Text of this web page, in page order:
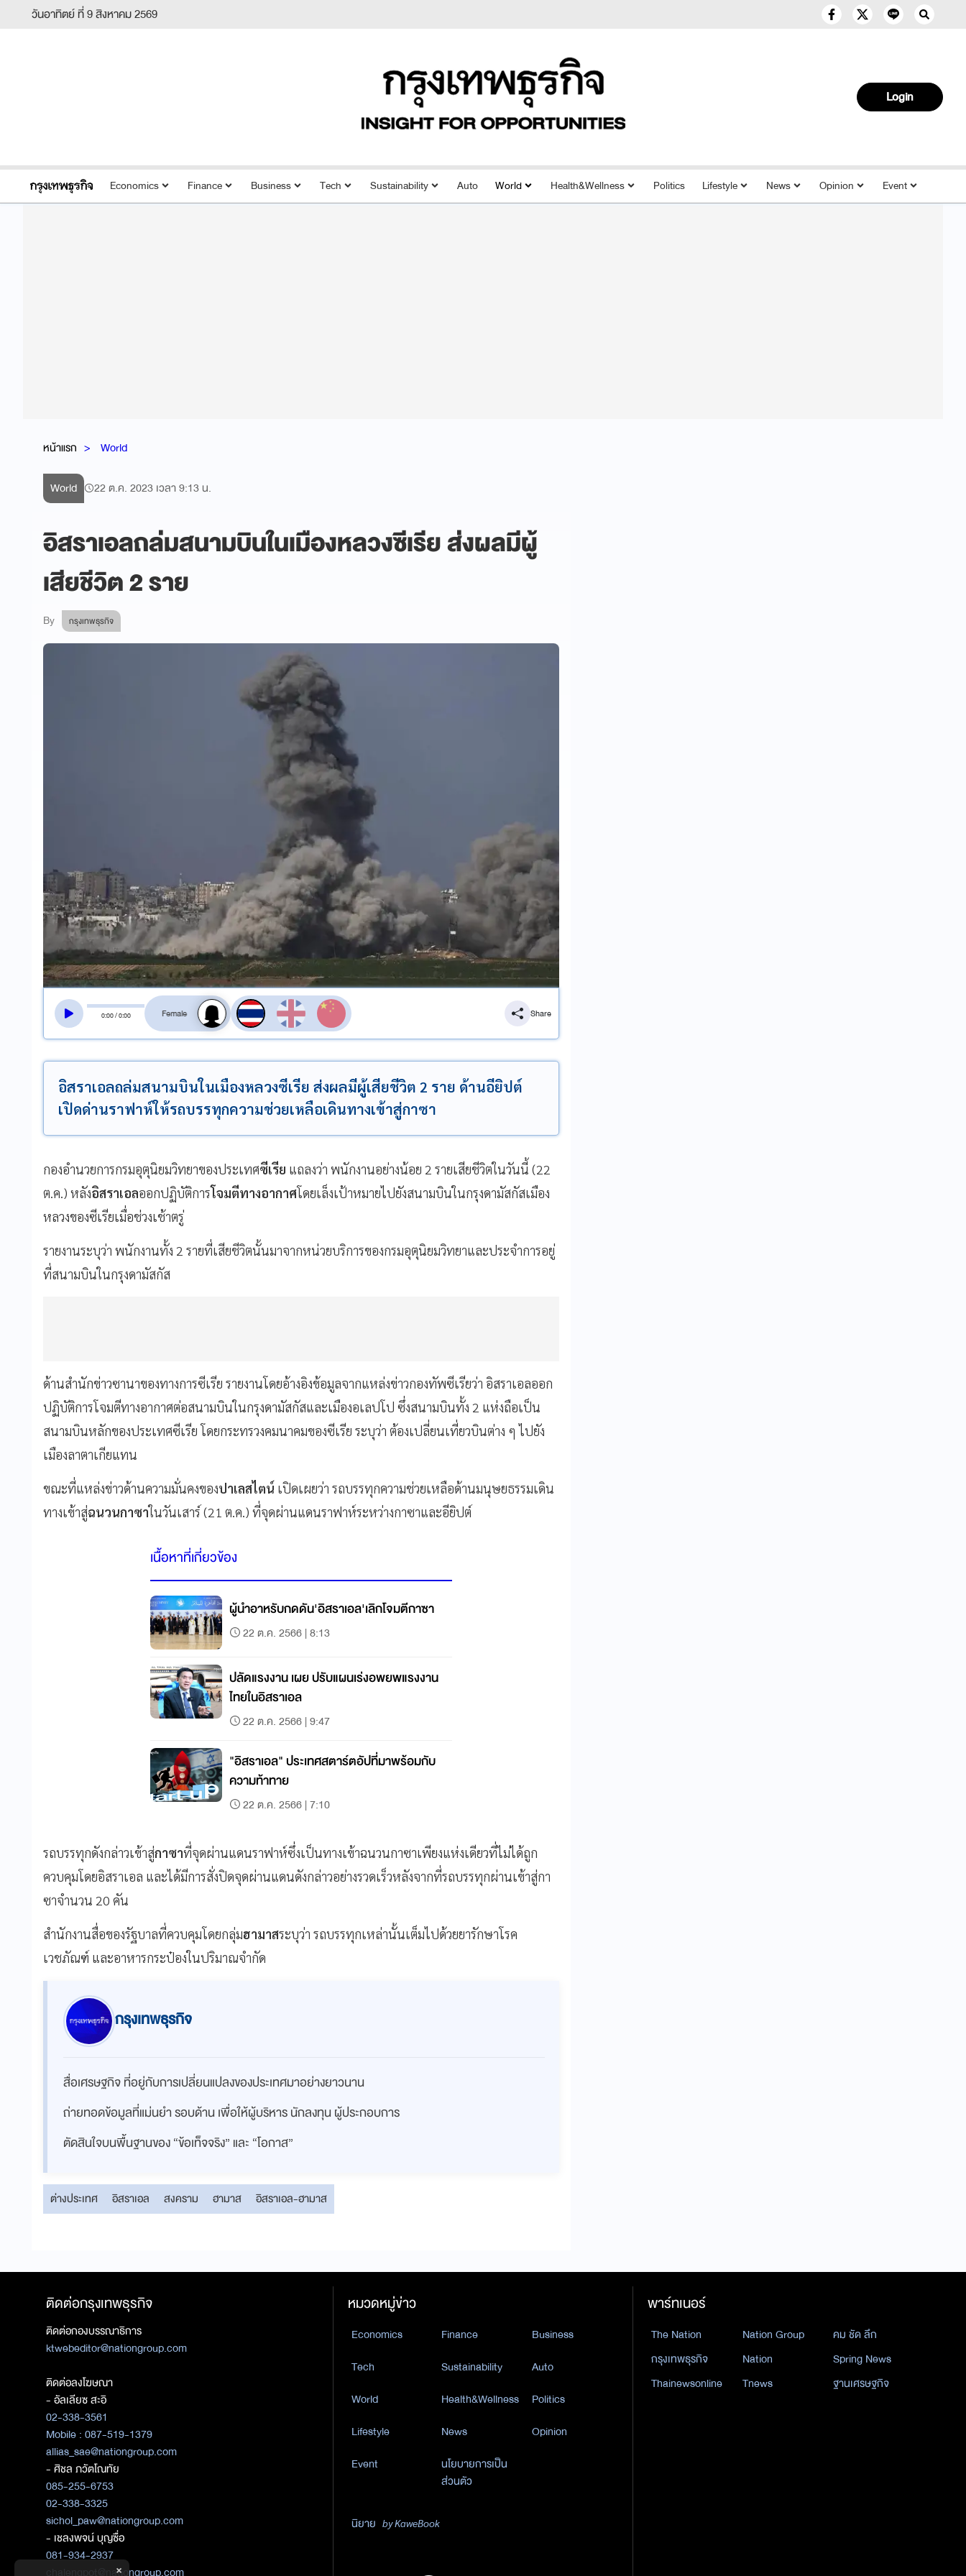
วันอาทิตย์ ที่ 9 สิงหาคม 2569
Login
Economics Finance Business Tech Sustainability Auto World Health&Wellness Politics Lifestyle News Opinion Event
หน้าแรก World
World 22 ต.ค. 2023 เวลา 9:13 น.
อิสราเอลถล่มสนามบินในเมืองหลวงซีเรีย ส่งผลมีผู้
เสียชีวิต 2 ราย
By กรุงเทพธุรกิจ
0:00/0:00
สลับเสียงอ่าน
Share
อิสราเอลถล่มสนามบินในเมืองหลวงซีเรีย ส่งผลมีผู้เสียชีวิต 2 ราย ด้านอียิปต์
เปิดด่านราฟาห์ให้รถบรรทุกความช่วยเหลือเดินทางเข้าสู่กาซา
กองอำนวยการกรมอุตุนิยมวิทยาของประเทศซีเรีย แถลงว่า พนักงานอย่างน้อย 2 รายเสียชีวิตในวันนี้ (22
ต.ค.) หลังอิสราเอลออกปฏิบัติการโจมตีทางอากาศโดยเล็งเป้าหมายไปยังสนามบินในกรุงดามัสกัสเมือง
หลวงของซีเรียเมื่อช่วงเช้าตรู่
รายงานระบุว่า พนักงานทั้ง 2 รายที่เสียชีวิตนั้นมาจากหน่วยบริการของกรมอุตุนิยมวิทยาและประจำการอยู่
ที่สนามบินในกรุงดามัสกัส
ด้านสำนักข่าวซานาของทางการซีเรีย รายงานโดยอ้างอิงข้อมูลจากแหล่งข่าวกองทัพซีเรียว่า อิสราเอลออก
ปฏิบัติการโจมตีทางอากาศต่อสนามบินในกรุงดามัสกัสและเมืองอเลปโป ซึ่งสนามบินทั้ง 2 แห่งถือเป็น
สนามบินหลักของประเทศซีเรีย โดยกระทรวงคมนาคมของซีเรีย ระบุว่า ต้องเปลี่ยนเที่ยวบินต่าง ๆ ไปยัง
เมืองลาตาเกียแทน
ขณะที่แหล่งข่าวด้านความมั่นคงของปาเลสไตน์ เปิดเผยว่า รถบรรทุกความช่วยเหลือด้านมนุษยธรรมเดิน
ทางเข้าสู่ฉนวนกาซาในวันเสาร์ (21 ต.ค.) ที่จุดผ่านแดนราฟาห์ระหว่างกาซาและอียิปต์
เนื้อหาที่เกี่ยวข้อง
ผู้นำอาหรับกดดัน'อิสราเอล'เลิกโจมตีกาซา
22 ต.ค. 2566 | 8:13
ปลัดแรงงาน เผย ปรับแผนเร่งอพยพแรงงาน
ไทยในอิสราเอล
22 ต.ค. 2566 | 9:47
"อิสราเอล" ประเทศสตาร์ตอัปที่มาพร้อมกับ
ความท้าทาย
22 ต.ค. 2566 | 7:10
รถบรรทุกดังกล่าวเข้าสู่กาซาที่จุดผ่านแดนราฟาห์ซึ่งเป็นทางเข้าฉนวนกาซาเพียงแห่งเดียวที่ไม่ได้ถูก
ควบคุมโดยอิสราเอล และได้มีการสั่งปิดจุดผ่านแดนดังกล่าวอย่างรวดเร็วหลังจากที่รถบรรทุกผ่านเข้าสู่กา
ซาจำนวน 20 คัน
สำนักงานสื่อของรัฐบาลที่ควบคุมโดยกลุ่มฮามาสระบุว่า รถบรรทุกเหล่านั้นเต็มไปด้วยยารักษาโรค
เวชภัณฑ์ และอาหารกระป๋องในปริมาณจำกัด
กรุงเทพธุรกิจ
สื่อเศรษฐกิจ ที่อยู่กับการเปลี่ยนแปลงของประเทศมาอย่างยาวนาน
ถ่ายทอดข้อมูลที่แม่นยำ รอบด้าน เพื่อให้ผู้บริหาร นักลงทุน ผู้ประกอบการ
ตัดสินใจบนพื้นฐานของ “ข้อเท็จจริง” และ “โอกาส”
ต่างประเทศ อิสราเอล สงคราม ฮามาส อิสราเอล-ฮามาส
ติดต่อกรุงเทพธุรกิจ
ติดต่อกองบรรณาธิการ
ktwebeditor@nationgroup.com
ติดต่อลงโฆษณา
- อัลเลียซ สะอิ
02-338-3561
Mobile : 087-519-1379
allias_sae@nationgroup.com
- ศิชล ภวัตโณทัย
085-255-6753
02-338-3325
sichol_paw@nationgroup.com
- เชลงพจน์ บุญซื่อ
081-934-2937
chalengpot@nationgroup.com
หมวดหมู่ข่าว
Economics Finance
Business
Tech
Sustainability
Auto
World
Health&Wellness
Politics
Lifestyle
News
Opinion
Event
นโยบายการเป็น
ส่วนตัว
นิยาย by KaweBook
พาร์ทเนอร์
The Nation Nation Group
คม ชัด ลึก
กรุงเทพธุรกิจ
Nation
Spring News
Thainewsonline
Tnews ฐานเศรษฐกิจ
×